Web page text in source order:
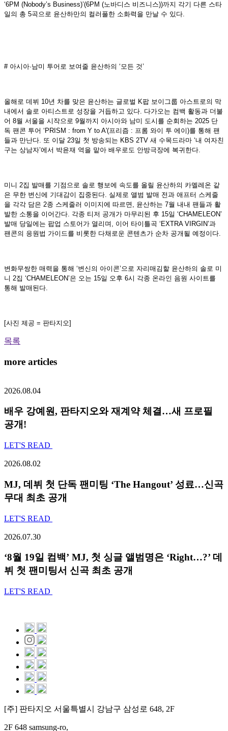
‘6PM (Nobody’s Business)’(6PM (노바디스 비즈니스))까지 각기 다른 스타
일의 총 5곡으로 윤산하만의 컬러풀한 소화력을 만날 수 있다.
# 아시아·남미 투어로 보여줄 윤산하의 ‘모든 것’
올해로 데뷔 10년 차를 맞은 윤산하는 글로벌 K팝 보이그룹 아스트로의 막
내에서 솔로 아티스트로 성장을 거듭하고 있다. 다가오는 컴백 활동과 더불
어 8월 서울을 시작으로 9월까지 아시아와 남미 도시를 순회하는 2025 단
독 팬콘 투어 ‘PRISM : from Y to A'(프리즘 : 프롬 와이 투 에이)를 통해 팬
들과 만난다. 또 이달 23일 첫 방송되는 KBS 2TV 새 수목드라마 ‘내 여자친
구는 상남자’에서 박윤재 역을 맡아 배우로도 안방극장에 복귀한다.
미니 2집 발매를 기점으로 솔로 행보에 속도를 올릴 윤산하의 카멜레온 같
은 무한 변신에 기대감이 집중된다. 실제로 앨범 발매 전과 애프터 스케줄
을 각각 담은 2종 스케줄러 이미지에 따르면, 윤산하는 7월 내내 팬들과 활
발한 소통을 이어간다. 각종 티저 공개가 마무리된 후 15일 ‘CHAMELEON’
발매 당일에는 팝업 스토어가 열리며, 이어 타이틀곡 ‘EXTRA VIRGIN’과
팬콘의 응원법 가이드를 비롯한 다채로운 콘텐츠가 순차 공개될 예정이다.
변화무쌍한 매력을 통해 ‘변신의 아이콘’으로 자리매김할 윤산하의 솔로 미
니 2집 ‘CHAMELEON’은 오는 15일 오후 6시 각종 온라인 음원 사이트를
통해 발매된다.
[사진 제공 = 판타지오]
목록
more articles
2026.08.04
배우 강예원, 판타지오와 재계약 체결…새 프로필
공개!
LET'S READ
2026.08.02
MJ, 데뷔 첫 단독 팬미팅 ‘The Hangout’ 성료…신곡
무대 최초 공개
LET'S READ
2026.07.30
‘8월 19일 컴백’ MJ, 첫 싱글 앨범명은 ‘Right…?’ 데
뷔 첫 팬미팅서 신곡 최초 공개
LET'S READ
[주] 판타지오 서울특별시 강남구 삼성로 648, 2F
2F 648 samsung-ro,